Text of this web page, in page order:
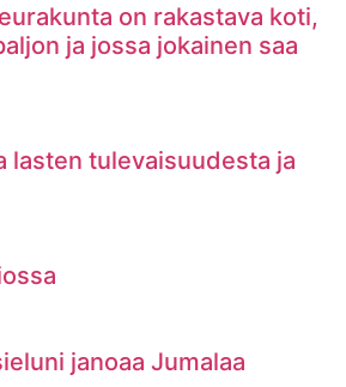
on rakastava koti,
ja jossa jokainen saa
lasten tulevaisuudesta ja
janoaa Jumalaa